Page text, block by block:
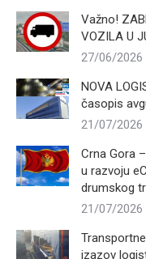
Važno!
VOZILA U
27/06/2026
NOVA
časopis
21/07/2026
Crna Gora
u razvoju
drumskog
21/07/2026
izazov